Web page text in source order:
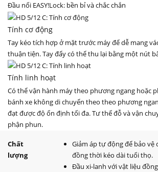
Đầu nối EASY!Lock: bền bỉ và chắc chắn
Tính cơ động
Tay kéo tích hợp ở mặt trước máy để dễ mang
thuận tiện. Tay đẩy có thể thu lại bằng một nút
Tính linh hoạt
Có thể vận hành máy theo phương ngang hoặc
bánh xe không di chuyển theo theo phương
đạt được độ ổn định tối đa. Tư thế đỗ và vận
phận phun.
Chất
lượng
Giảm áp tự động để bảo vệ
đồng thời kéo dài tuổi thọ.
Đầu xi-lanh với vật liệu